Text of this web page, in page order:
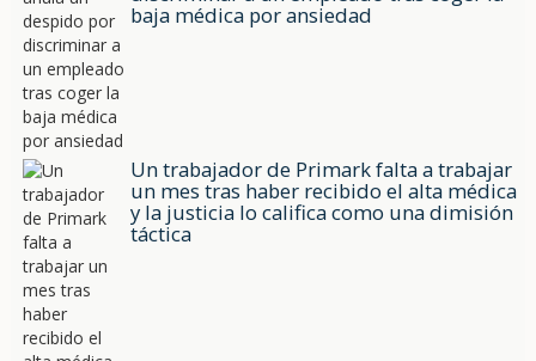
baja médica por ansiedad
Un trabajador de Primark falta a trabajar
un mes tras haber recibido el alta médica
y la justicia lo califica como una dimisión
táctica